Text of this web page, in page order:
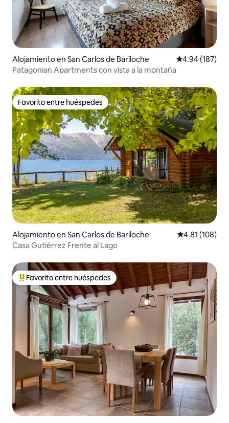
Alojamiento en San Carlos de Bariloche Calificación
4.94 (187)
Patagonian Apartments con vista a la montaña
Favorito entre huéspedes
Favorito entre huéspedes
Alojamiento en San Carlos de Bariloche Calificación
4.81 (108)
Casa Gutiérrez Frente al Lago
Favorito entre huéspedes preferido
Favorito entre huéspedes